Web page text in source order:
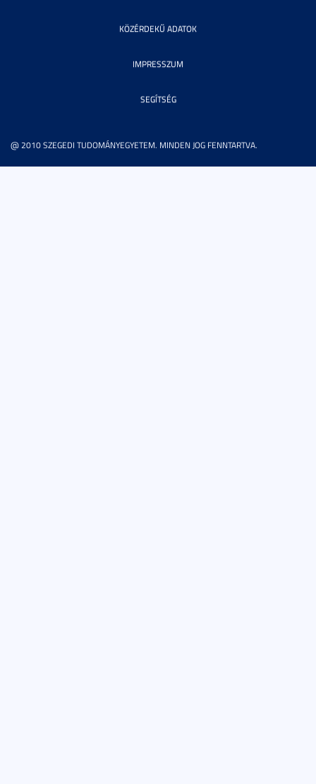
@ 2010 SZEGEDI TUDOMÁNYEGYETEM. MINDEN JOG FENNTARTVA.
KÖZÉRDEKŰ ADATOK
IMPRESSZUM
SEGÍTSÉG